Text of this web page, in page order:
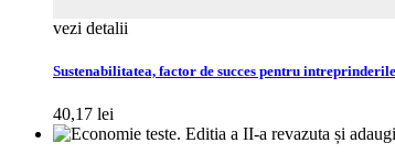
vezi detalii
Sustenabilitatea, factor de succes pentru
40,17 lei